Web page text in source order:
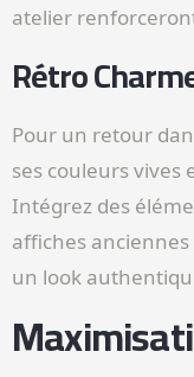
atelier
Rétro
Pour un retour
ses couleurs vives
Intégrez des
affiches anciennes
un look